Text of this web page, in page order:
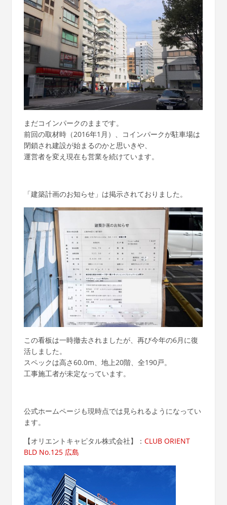
まだコインパークのままです。
前回の取材時（2016年1月）、コインパークが駐車場は
閉鎖され建設が始まるのかと思いきや、
運営者を変え現在も営業を続けています。
「建築計画のお知らせ」は掲示されておりました。
この看板は一時撤去されましたが、再び今年の6月に復
活しました。
スペックは高さ60.0m、地上20階、全190戸。
工事施工者が未定なっています。
公式ホームページも現時点では見られるようになってい
ます。
【オリエントキャピタル株式会社】： CLUB ORIENT
BLD No.125 広島